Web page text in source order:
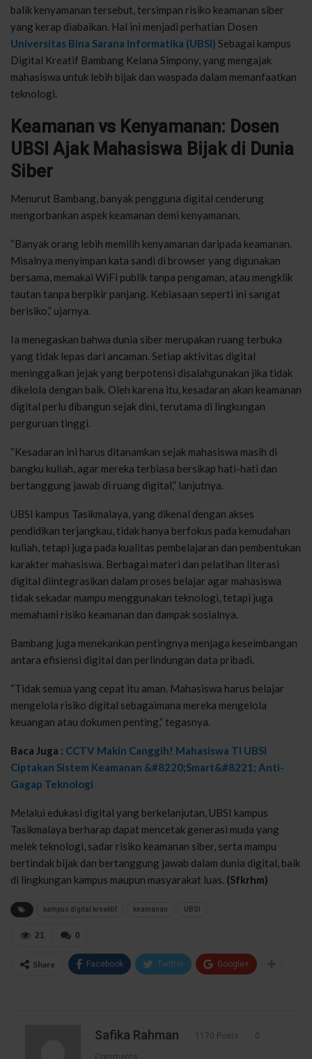
balik kenyamanan tersebut, tersimpan risiko keamanan siber
yang kerap diabaikan. Hal ini menjadi perhatian Dosen
Universitas Bina Sarana Informatika (UBSI) Sebagai kampus
Digital Kreatif Bambang Kelana Simpony, yang mengajak
mahasiswa untuk lebih bijak dan waspada dalam memanfaatkan
teknologi.
Keamanan vs Kenyamanan: Dosen
UBSI Ajak Mahasiswa Bijak di Dunia
Siber
Menurut Bambang, banyak pengguna digital cenderung
mengorbankan aspek keamanan demi kenyamanan.
“Banyak orang lebih memilih kenyamanan daripada keamanan.
Misalnya menyimpan kata sandi di browser yang digunakan
bersama, memakai WiFi publik tanpa pengaman, atau mengklik
tautan tanpa berpikir panjang. Kebiasaan seperti ini sangat
berisiko,” ujarnya.
Ia menegaskan bahwa dunia siber merupakan ruang terbuka
yang tidak lepas dari ancaman. Setiap aktivitas digital
meninggalkan jejak yang berpotensi disalahgunakan jika tidak
dikelola dengan baik. Oleh karena itu, kesadaran akan keamanan
digital perlu dibangun sejak dini, terutama di lingkungan
perguruan tinggi.
“Kesadaran ini harus ditanamkan sejak mahasiswa masih di
bangku kuliah, agar mereka terbiasa bersikap hati-hati dan
bertanggung jawab di ruang digital,” lanjutnya.
UBSI kampus Tasikmalaya, yang dikenal dengan akses
pendidikan terjangkau, tidak hanya berfokus pada kemudahan
kuliah, tetapi juga pada kualitas pembelajaran dan pembentukan
karakter mahasiswa. Berbagai materi dan pelatihan literasi
digital diintegrasikan dalam proses belajar agar mahasiswa
tidak sekadar mampu menggunakan teknologi, tetapi juga
memahami risiko keamanan dan dampak sosialnya.
Bambang juga menekankan pentingnya menjaga keseimbangan
antara efisiensi digital dan perlindungan data pribadi.
“Tidak semua yang cepat itu aman. Mahasiswa harus belajar
mengelola risiko digital sebagaimana mereka mengelola
keuangan atau dokumen penting,” tegasnya.
Baca Juga : CCTV Makin Canggih! Mahasiswa TI UBSI
Ciptakan Sistem Keamanan &#8220;Smart&#8221; Anti-
Gagap Teknologi
Melalui edukasi digital yang berkelanjutan, UBSI kampus
Tasikmalaya berharap dapat mencetak generasi muda yang
melek teknologi, sadar risiko keamanan siber, serta mampu
bertindak bijak dan bertanggung jawab dalam dunia digital, baik
di lingkungan kampus maupun masyarakat luas. (Sfkrhm)
kampus digital kreaktif keamanan UBSI
0
21
Share Facebook Twitter Google+
Safika Rahman 1170 Posts 0
Comments